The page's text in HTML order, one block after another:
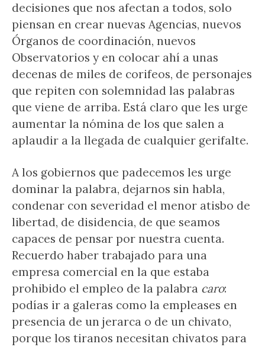
decisiones que nos afectan a todos, solo
piensan en crear nuevas Agencias, nuevos
Órganos de coordinación, nuevos
Observatorios y en colocar ahí a unas
decenas de miles de corifeos, de personajes
que repiten con solemnidad las palabras
que viene de arriba. Está claro que les urge
aumentar la nómina de los que salen a
aplaudir a la llegada de cualquier gerifalte.
A los gobiernos que padecemos les urge
dominar la palabra, dejarnos sin habla,
condenar con severidad el menor atisbo de
libertad, de disidencia, de que seamos
capaces de pensar por nuestra cuenta.
Recuerdo haber trabajado para una
empresa comercial en la que estaba
prohibido el empleo de la palabra caro:
podías ir a galeras como la empleases en
presencia de un jerarca o de un chivato,
porque los tiranos necesitan chivatos para